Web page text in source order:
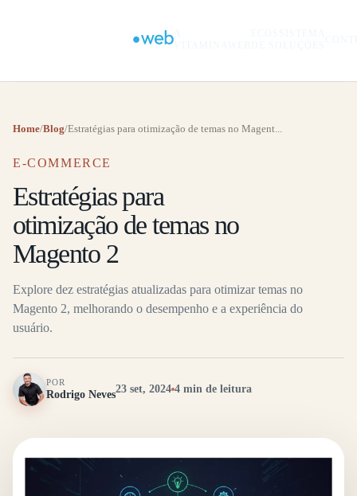
Home/Blog/Estratégias para otimização de temas no Magent...
E-COMMERCE
Estratégias para
otimização de temas no
Magento 2
Explore dez estratégias atualizadas para otimizar temas no
Magento 2, melhorando o desempenho e a experiência do
usuário.
POR
Rodrigo Neves23 set, 2024 4 min de leitura